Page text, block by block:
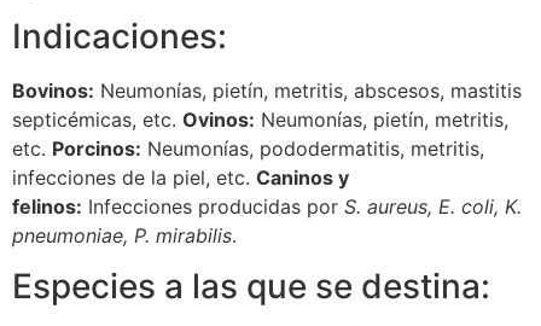
Indicaciones:
Bovinos: Neumonías, pietín, metritis, abscesos, mastitis
septicémicas, etc. Ovinos: Neumonías, pietín, metritis,
etc. Porcinos: Neumonías, pododermatitis, metritis,
infecciones de la piel, etc. Caninos y
felinos: Infecciones producidas por S. aureus, E. coli, K.
pneumoniae, P. mirabilis.
Especies a las que se destina: